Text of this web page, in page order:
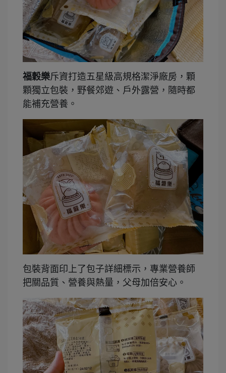
福穀樂斥資打造五星級高規格潔淨廠房，顆
顆獨立包裝，野餐郊遊、戶外露營，隨時都
能補充營養。
包裝背面印上了包子詳細標示，專業營養師
把關品質、營養與熱量，父母加倍安心。